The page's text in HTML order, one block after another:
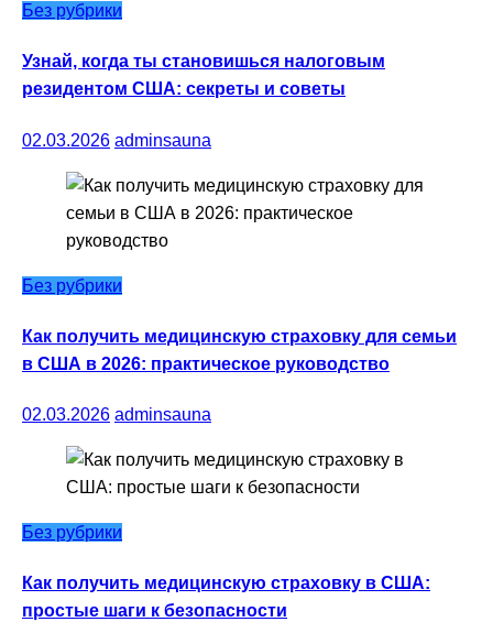
Без рубрики
Узнай, когда ты становишься налоговым
резидентом США: секреты и советы
02.03.2026 adminsauna
Без рубрики
Как получить медицинскую страховку для семьи
в США в 2026: практическое руководство
02.03.2026 adminsauna
Без рубрики
Как получить медицинскую страховку в США:
простые шаги к безопасности